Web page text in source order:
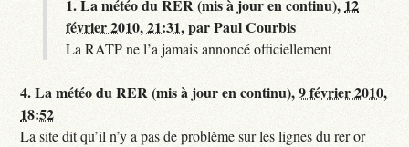
1.La météo du RER (mis à jour en continu), 12
février 2010, 21:31,parPaul Courbis
La RATP ne l’a jamais annoncé officiellement
4.La météo du RER (mis à jour en continu),9 février 2010,
18:52
La site dit qu’il n’y a pas de problème sur les lignes du rer or